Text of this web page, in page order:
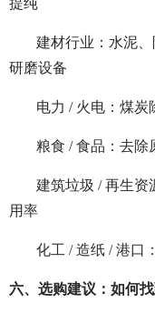
提纯
建材行业：水泥
研磨设备
电力 / 火电：煤
粮食 / 食品：去除
建筑垃圾 / 再生资
用率
化工 / 造纸 / 港口
六、选购建议：如何